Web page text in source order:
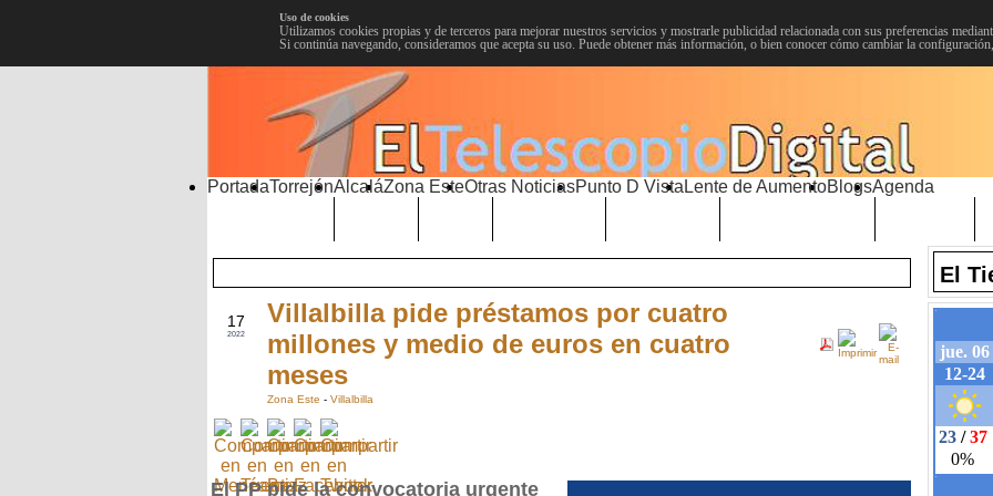
Uso de cookies
Utilizamos cookies propias y de terceros para mejorar nuestros servicios y mostrarle publicidad relacionada con sus preferencias
Si continúa navegando, consideramos que acepta su uso. Puede obtener más información, o bien conocer cómo cambiar la
PortadaTorrejónAlcaláZona EsteOtras NoticiasPunto D Vista Lente de AumentoBlogsAgenda
17
2022
Villalbilla pide préstamos por cuatro
millones y medio de euros en cuatro
meses
Zona Este - Villalbilla
El PP pide la convocatoria urgente
El